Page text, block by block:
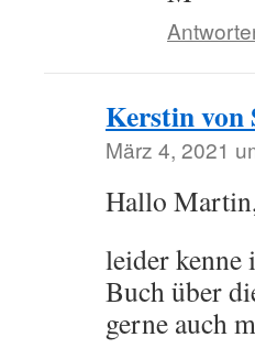
Kerstin von
März 4, 2021
Hallo
leider kenne
Buch über
gerne auch